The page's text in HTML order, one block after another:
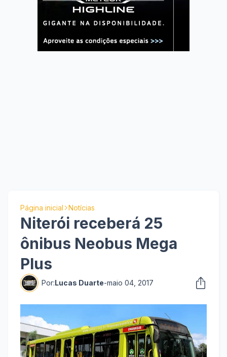
Página inicial Notícias
Niterói receberá 25
ônibus Neobus Mega
Plus
Por:Lucas Duarte-maio 04, 2017